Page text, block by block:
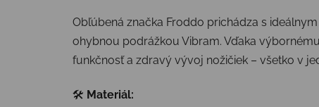
Obľúbená značka Froddo prichádza s
ohybnou podrážkou Vibram. Vďaka
funkčnosť a zdravý vývoj nožičiek – všetko v
🛠 Materiál: